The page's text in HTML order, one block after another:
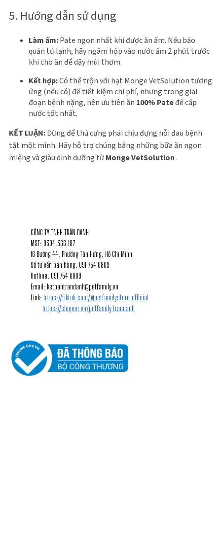
5. Hướng dẫn sử dụng
Làm ấm:Pate ngon nhất khi được ăn ấm. Nếu bảo
quản tủ lạnh, hãy ngâm hộp vào nước ấm 2 phút trước
khi cho ăn để dậy mùi thơm.
Kết hợp:Có thể trộn với hạt Monge VetSolution tương
ứng (nếu có) để tiết kiệm chi phí, nhưng trong giai
đoạn bệnh nặng, nên ưu tiên ăn 100% Pateđể cấp
nước tốt nhất.
KẾT LUẬN:Đừng để thú cưng phải chịu đựng nỗi đau bệnh
tật một mình. Hãy hỗ trợ chúng bằng những bữa ăn ngon
miệng và giàu dinh dưỡng từMonge VetSolution .
CÔNG TY TNHH TRÂN DANH
MST: 0304.366.197
16 Đường 44, Phường Tân Hưng, Hồ Chí Minh
Số tư vấn bán hàng: 091 754 0809
Hotline: 091 754 0809
Email: ketoantrandanh@petfamily.vn
Link: https://tiktok.com/@petfamilystore.official
https://shopee.vn/petfamily.trandanh